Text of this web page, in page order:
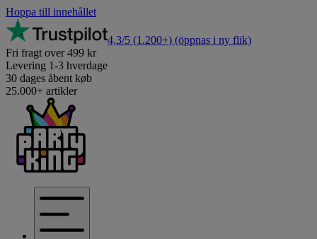
Hoppa till innehållet
4,3/5 (1.200+) (öppnas i ny flik)
Fri fragt over 499 kr
Levering 1-3 hverdage
30 dages åbent køb
25.000+ artikler